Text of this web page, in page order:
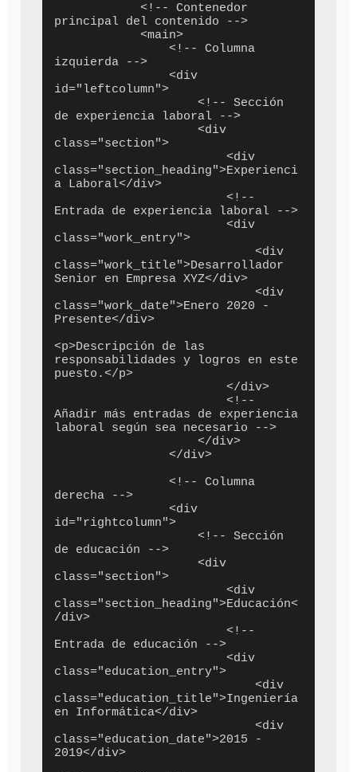
            <!-- Contenedor
principal del contenido -->
            <main>
                <!-- Columna
izquierda -->
                <div
id="leftcolumn">
                    <!-- Sección
de experiencia laboral -->
                    <div
class="section">
                        <div
class="section_heading">Experienci
a Laboral</div>
                        <!--
Entrada de experiencia laboral -->
                        <div
class="work_entry">
                            <div
class="work_title">Desarrollador
Senior en Empresa XYZ</div>
                            <div
class="work_date">Enero 2020 -
Presente</div>
<p>Descripción de las
responsabilidades y logros en este
puesto.</p>
                        </div>
                        <!--
Añadir más entradas de experiencia
laboral según sea necesario -->
                    </div>
                </div>
                <!-- Columna
derecha -->
                <div
id="rightcolumn">
                    <!-- Sección
de educación -->
                    <div
class="section">
                        <div
class="section_heading">Educación<
/div>
                        <!--
Entrada de educación -->
                        <div
class="education_entry">
                            <div
class="education_title">Ingeniería
en Informática</div>
                            <div
class="education_date">2015 -
2019</div>